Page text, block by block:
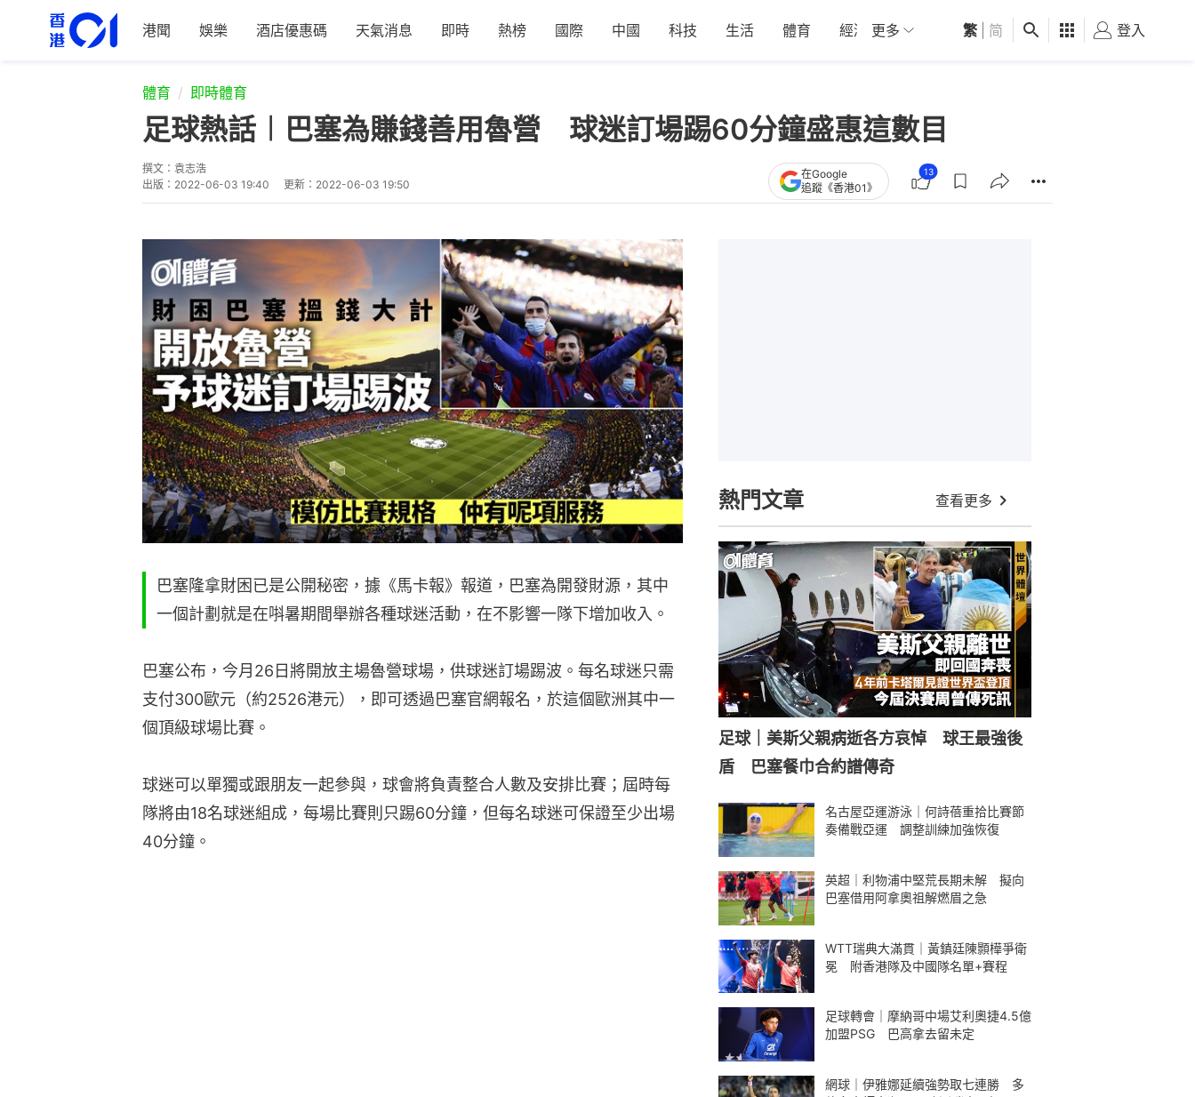
港聞 娛樂 酒店優惠碼 天氣消息 即時 熱榜 國際 中國 科技 生活 體育 經濟 01深圳 觀點 健康 好食玩飛
更多 繁 简 登入
體育 即時體育
足球熱話︱巴塞為賺錢善用魯營 球迷訂場踢60分鐘盛惠這數目
撰文： 袁志浩
出版： 2022-06-03 19:40 更新： 2022-06-03 19:50
在Google
追蹤《香港01》
13
巴塞隆拿財困已是公開秘密，據《馬卡報》報道，巴塞為開發財源，其中
一個計劃就是在唞暑期間舉辦各種球迷活動，在不影響一隊下增加收入。
巴塞公布，今月26日將開放主場魯營球場，供球迷訂場踢波。每名球迷只需
支付300歐元（約2526港元），即可透過巴塞官網報名，於這個歐洲其中一
個頂級球場比賽。
球迷可以單獨或跟朋友一起參與，球會將負責整合人數及安排比賽；屆時每
隊將由18名球迷組成，每場比賽則只踢60分鐘，但每名球迷可保證至少出場
40分鐘。
熱門文章 查看更多
足球｜美斯父親病逝各方哀悼 球王最強後
盾 巴塞餐巾合約譜傳奇
名古屋亞運游泳｜何詩蓓重拾比賽節
奏備戰亞運 調整訓練加強恢復
英超｜利物浦中堅荒長期未解 擬向
巴塞借用阿拿奧祖解燃眉之急
WTT瑞典大滿貫｜黃鎮廷陳顥樺爭衛
冕 附香港隊及中國隊名單+賽程
足球轉會｜摩納哥中場艾利奧捷4.5億
加盟PSG 巴高拿去留未定
網球｜伊雅娜延續強勢取七連勝 多